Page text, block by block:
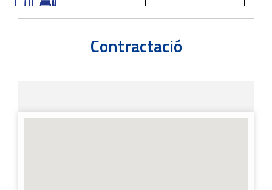
electronica
del Port
Contractació